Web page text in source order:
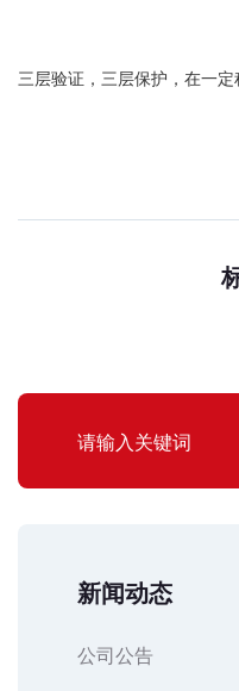
三层验证，三层保护，在一定
新闻动态
公司公告